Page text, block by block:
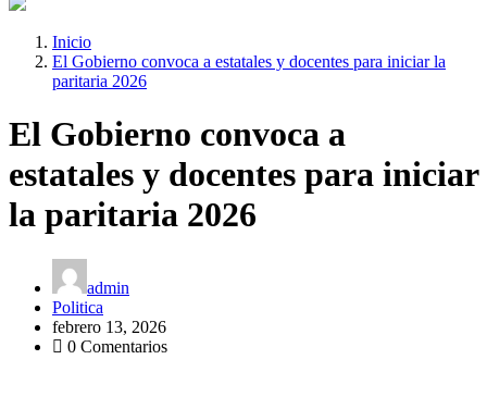
Inicio
El Gobierno convoca a estatales y docentes para iniciar la
paritaria 2026
El Gobierno convoca a
estatales y docentes para iniciar
la paritaria 2026
admin
Politica
febrero 13, 2026
0 Comentarios